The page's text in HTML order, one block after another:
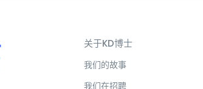
关于KD博士
我们的故事
我们在招聘